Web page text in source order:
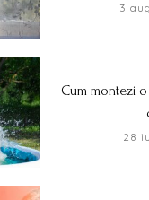
3
Cum montezi
28